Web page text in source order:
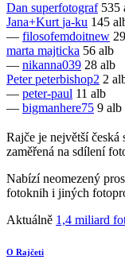
Dan superfotograf 535
Jana+Kurt ja-ku 145
— filosofemdoitnew
marta majticka 56 alb
— nikanna039 28 alb
Peterpeterbishop2 2
— peter-paul 11 alb
— bigmanhere75 9 alb
Rajče je největší
zaměřená na sdílení
Nabízí neomezený
fotoknih i jiných
Aktuálně 1,4 miliard
O Rajčeti